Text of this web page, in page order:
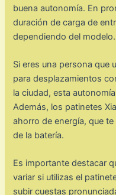
buena autonomía. En
duración de carga de
dependiendo del modelo.
Si eres una persona que
para desplazamientos
la ciudad, esta
Además, los patinetes
ahorro de energía, que
de la batería.
Es importante destacar
variar si utilizas el
subir cuestas